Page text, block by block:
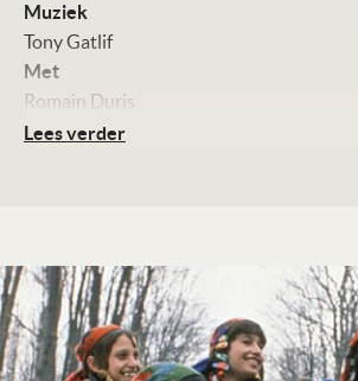
Muziek
Tony Gatlif
Met
Romain Duris
Rona Hartner
Distributie
RCV Film Distribution
Te zien
vanaf 20 augustus
Lees verder